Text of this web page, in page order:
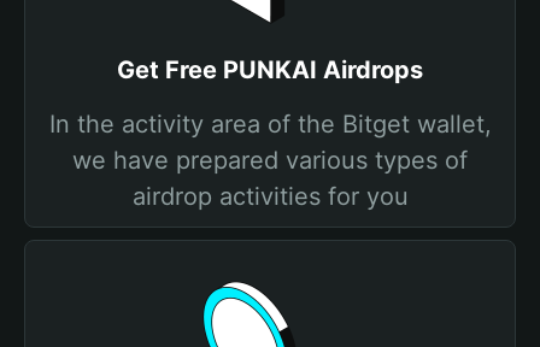
Get Free PUNKAI Airdrops
In the activity area of the Bitget wallet,
we have prepared various types of
airdrop activities for you